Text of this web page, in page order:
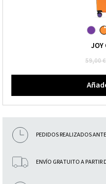
JOY
59,00
PEDIDOS REALIZADOS
ENVÍO GRATUITO A PARTIR